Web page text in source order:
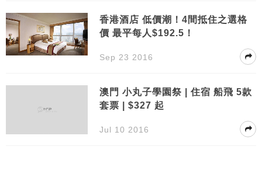
香港酒店 低價潮！4間抵住之選格
價 最平每人$192.5！
Sep 23 2016
澳門 小丸子學園祭 | 住宿 船飛 5款
套票 | $327 起
Jul 10 2016